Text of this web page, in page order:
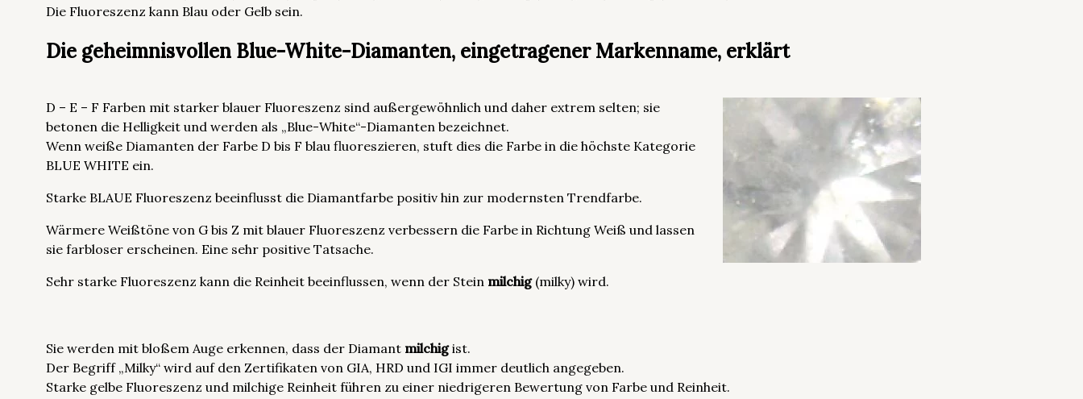
Die Fluoreszenz kann Blau oder Gelb sein.
Die geheimnisvollen Blue-White-Diamanten, eingetragener Markenname, erklärt
D – E – F Farben mit starker blauer Fluoreszenz sind außergewöhnlich und daher extrem selten; sie
betonen die Helligkeit und werden als „Blue-White“-Diamanten bezeichnet.
Wenn weiße Diamanten der Farbe D bis F blau fluoreszieren, stuft dies die Farbe in die höchste Kategorie
BLUE WHITE ein.
Starke BLAUE Fluoreszenz beeinflusst die Diamantfarbe positiv hin zur modernsten Trendfarbe.
Wärmere Weißtöne von G bis Z mit blauer Fluoreszenz verbessern die Farbe in Richtung Weiß und lassen
sie farbloser erscheinen. Eine sehr positive Tatsache.
Sehr starke Fluoreszenz kann die Reinheit beeinflussen, wenn der Stein milchig(milky) wird.
Sie werden mit bloßem Auge erkennen, dass der Diamant milchigist.
Der Begriff „Milky“ wird auf den Zertifikaten von GIA, HRD und IGI immer deutlich angegeben.
Starke gelbe Fluoreszenz und milchige Reinheit führen zu einer niedrigeren Bewertung von Farbe und Reinheit.